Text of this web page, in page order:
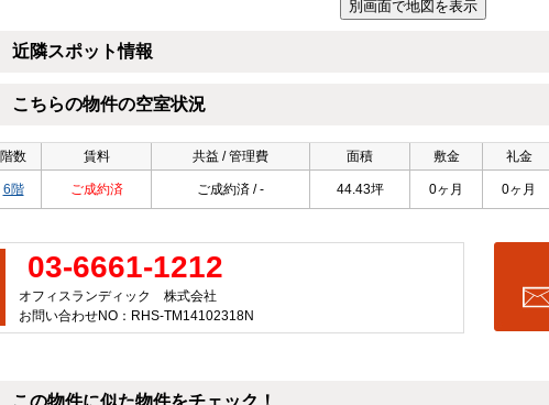
近隣スポット情報
こちらの物件の空室状況
階数 賃料 共益 / 管理費 面積 敷金 礼金
6階 ご成約済 ご成約済 / - 44.43坪 0ヶ月 0ヶ月
03-6661-1212
オフィスランディック 株式会社
お問い合わせNO：RHS-TM14102318N
この物件に似た物件をチェック！